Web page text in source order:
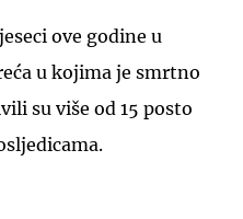
ove godine u
u kojima je smrtno
su više od 15 posto